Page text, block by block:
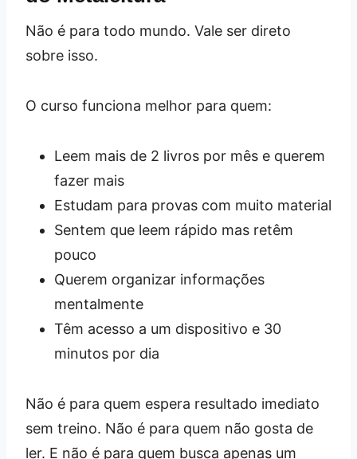
Não é para todo mundo. Vale ser direto
sobre isso.
O curso funciona melhor para quem:
Leem mais de 2 livros por mês e querem
fazer mais
Estudam para provas com muito material
Sentem que leem rápido mas retêm
pouco
Querem organizar informações
mentalmente
Têm acesso a um dispositivo e 30
minutos por dia
Não é para quem espera resultado imediato
sem treino. Não é para quem não gosta de
ler. E não é para quem busca apenas um